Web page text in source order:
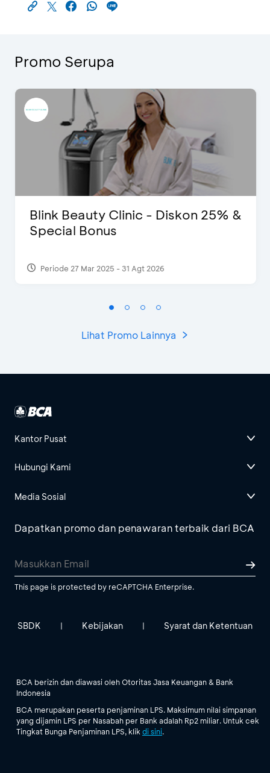
Promo Serupa
Blink Beauty Clinic - Diskon 25% &
Special Bonus
Periode 27 Mar 2025 - 31 Agt 2026
Lihat Promo Lainnya
Kantor Pusat
Hubungi Kami
Media Sosial
Dapatkan promo dan penawaran terbaik dari BCA
This page is protected by reCAPTCHA Enterprise.
SBDK | Kebijakan | Syarat dan Ketentuan
BCA berizin dan diawasi oleh Otoritas Jasa Keuangan & Bank
Indonesia
BCA merupakan peserta penjaminan LPS. Maksimum nilai simpanan
yang dijamin LPS per Nasabah per Bank adalah Rp2 miliar. Untuk cek
Tingkat Bunga Penjaminan LPS, klik di sini.